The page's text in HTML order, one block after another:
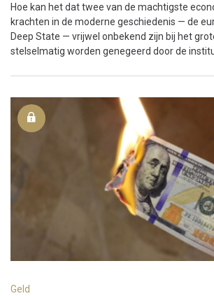
Hoe kan het dat twee van de machtigste
krachten in de moderne geschiedenis — de
Deep State — vrijwel onbekend zijn bij het
stelselmatig worden genegeerd door de
Geld